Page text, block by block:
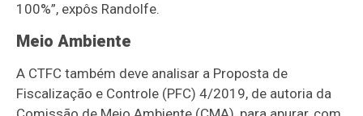
100%”, expôs Randolfe.
Meio Ambiente
A CTFC também deve analisar a Proposta de
Fiscalização e Controle (PFC) 4/2019, de autoria da